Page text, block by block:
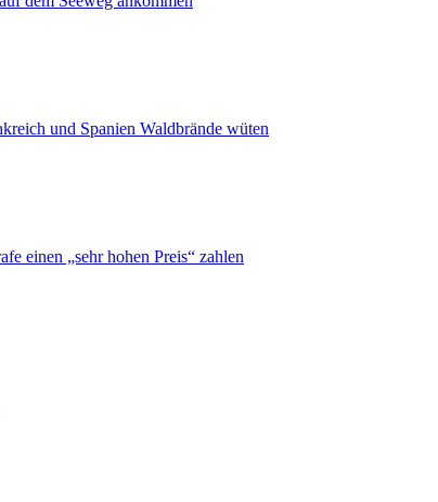
und Spanien Waldbrände wüten
einen „sehr hohen Preis“ zahlen